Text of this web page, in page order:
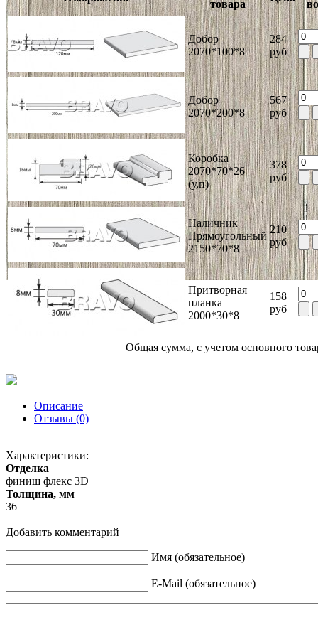
товара
во
Добор
2070*100*8
284
руб
Добор
2070*200*8
567
руб
Коробка
2070*70*26
(у,п)
378
руб
Наличник
Прямоугольный
2150*70*8
210
руб
Притворная
планка
2000*30*8
158
руб
Общая сумма, с учетом основного
Описание
Отзывы (0)
Характеристики:
Отделка
финиш флекс 3D
Толщина, мм
36
Добавить комментарий
Имя (обязательное)
E-Mail (обязательное)